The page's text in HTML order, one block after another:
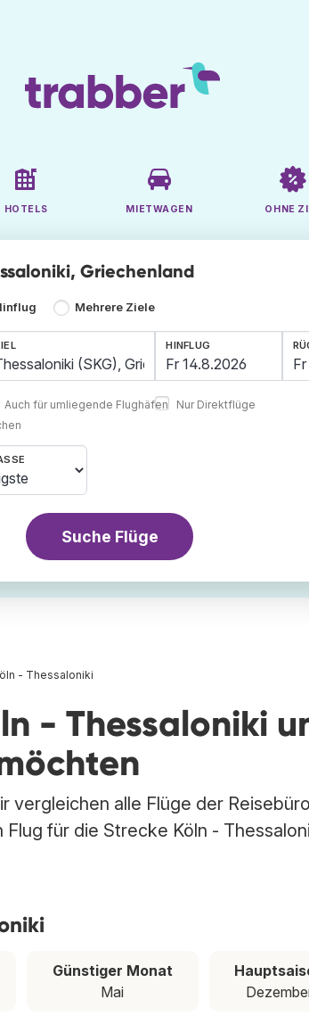
HOTELS MIETWAGEN OHNE
Griechenland
Mehrere Ziele
Auch für umliegende Flughäfen
HINFLUG
Nur Direktflüge
Suche Flüge
- Thessaloniki
- Thessaloniki
vergleichen alle Flüge der
für die Strecke Köln -
Günstiger Monat
Mai